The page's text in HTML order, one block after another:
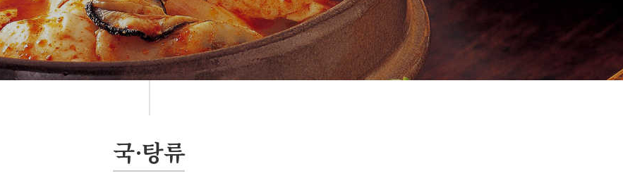
국·탕류